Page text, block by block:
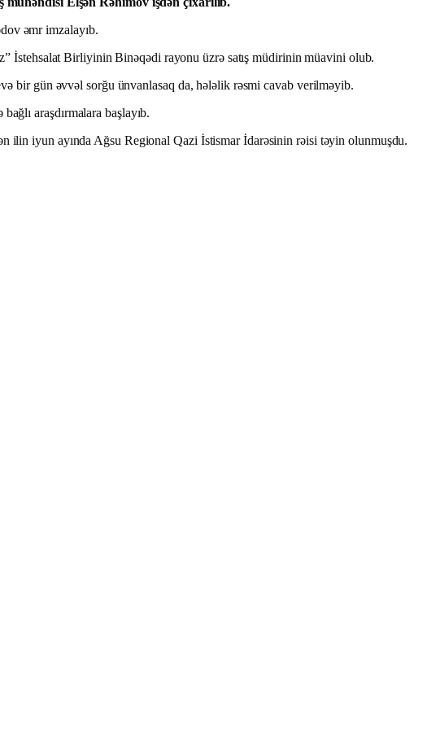
əmr imzalayıb.
İstehsalat Birliyinin Binəqədi rayonu üzrə satış müdirinin müavini olub.
bir gün əvvəl sorğu ünvanlasaq da, hələlik rəsmi cavab verilməyib.
araşdırmalara başlayıb.
ilin iyun ayında Ağsu Regional Qazi İstismar İdarəsinin rəisi təyin olunmuşdu.